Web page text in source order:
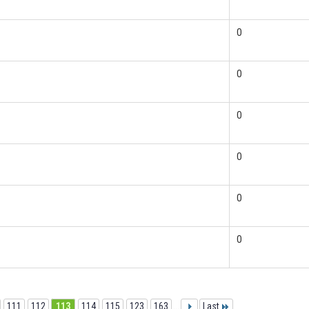
0
0
0
0
0
0
111 112 113 114 115 123 163 Last